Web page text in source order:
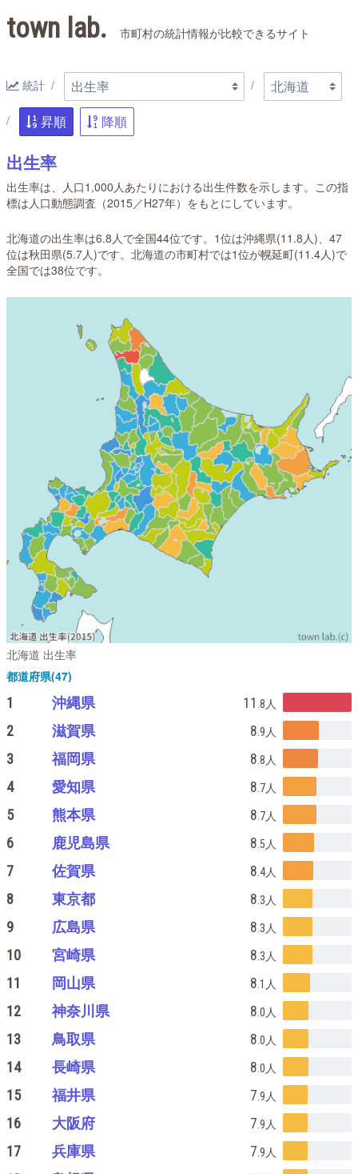
town lab. 市町村の統計情報が比較できるサイト
統計
昇順 降順
出生率
出生率は、人口1,000人あたりにおける出生件数を示します。この指
標は人口動態調査（2015／H27年）をもとにしています。
北海道の出生率は6.8人で全国44位です。1位は沖縄県(11.8人)、47
位は秋田県(5.7人)です。北海道の市町村では1位が幌延町(11.4人)で
全国では38位です。
北海道 出生率
都道府県(47)
1 沖縄県 11 .8 人
2 滋賀県 8 .9 人
3 福岡県 8 .8 人
4 愛知県 8 .7人
5 熊本県 8 .7人
6 鹿児島県 8 .5 人
7 佐賀県 8 .4人
8 東京都 8 .3 人
9 広島県 8 .3 人
10 宮崎県 8 .3 人
11 岡山県 8 .1 人
12 神奈川県 8 .0 人
13 鳥取県 8 .0 人
14 長崎県 8 .0 人
15 福井県 7 .9 人
16 大阪府 7 .9 人
17 兵庫県 7 .9 人